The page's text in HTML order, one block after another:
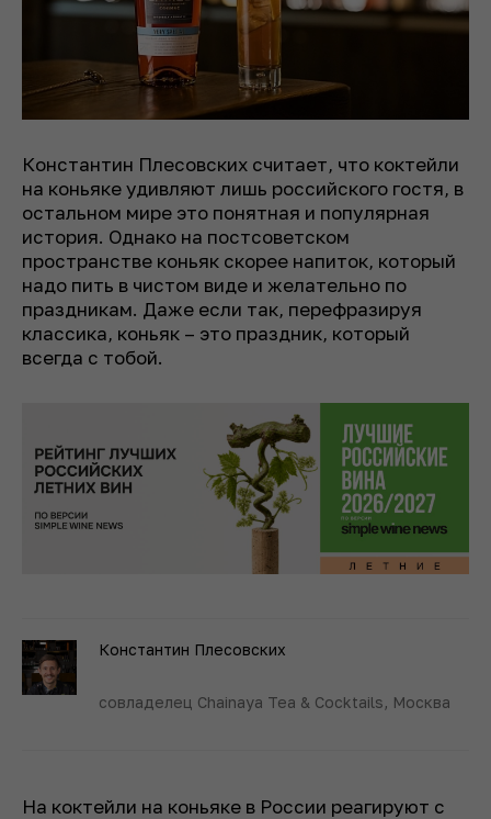
Константин Плесовских считает, что коктейли
на коньяке удивляют лишь российского гостя, в
остальном мире это понятная и популярная
история. Однако на постсоветском
пространстве коньяк скорее напиток, который
надо пить в чистом виде и желательно по
праздникам. Даже если так, перефразируя
классика, коньяк – это праздник, который
всегда с тобой.
Константин Плесовских
совладелец Chainaya Tea & Cocktails, Москва
На коктейли на коньяке в России реагируют с